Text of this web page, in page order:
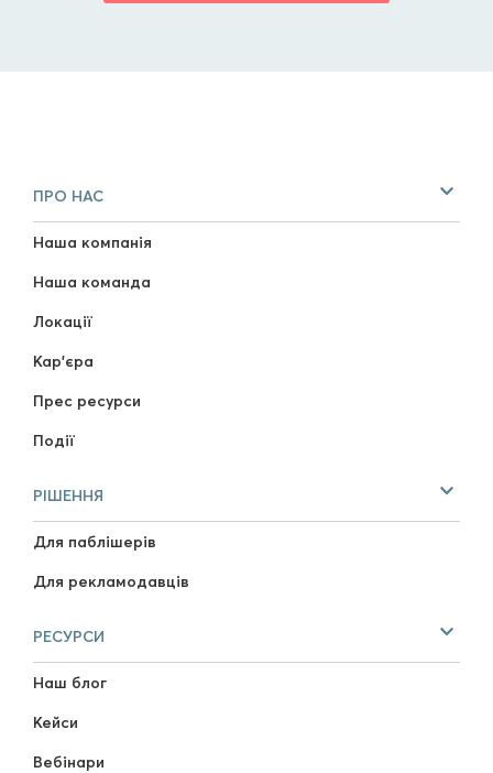
ПРО НАС
Наша компанія
Наша команда
Локації
Кар'єра
Прес ресурси
Події
РІШЕННЯ
Для паблішерів
Для рекламодавців
РЕСУРСИ
Наш блог
Кейси
Вебінари